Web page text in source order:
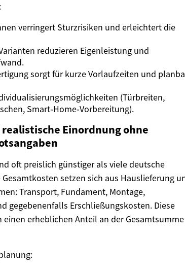
verringert Sturzrisiken und erleichtert die
reduzieren Eigenleistung und
sorgt für kurze Vorlaufzeiten und
(Türbreiten,
Smart‑Home‑Vorbereitung).
Einordnung ohne
oft preislich günstiger als viele deutsche
setzen sich aus Hauslieferung
Transport, Fundament, Montage,
gegebenenfalls Erschließungskosten. Diese
erheblichen Anteil an der Gesamtsumme